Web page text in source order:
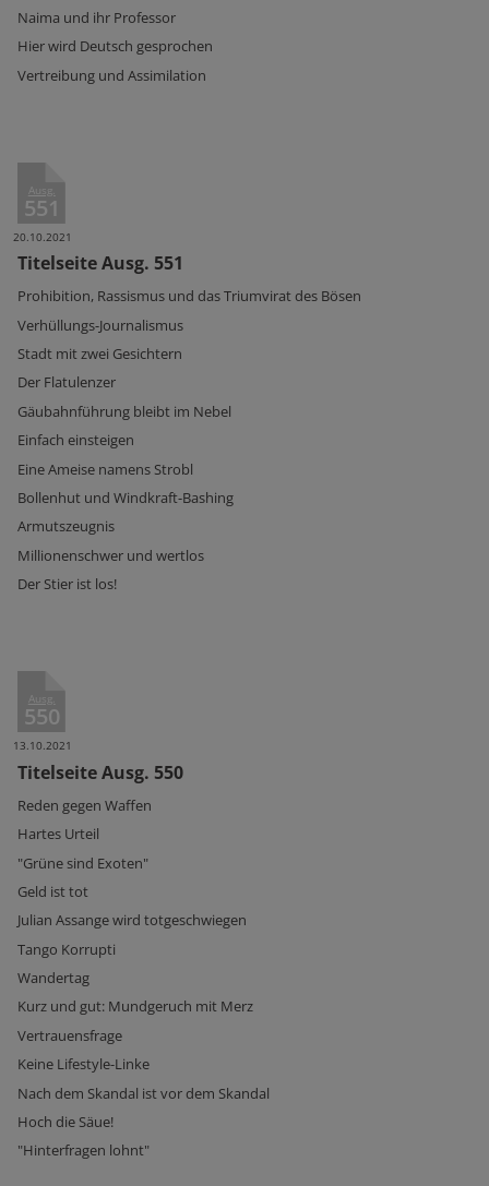
Naima und ihr Professor
Hier wird Deutsch gesprochen
Vertreibung und Assimilation
Ausg.
551
20.10.2021
Titelseite Ausg. 551
Prohibition, Rassismus und das Triumvirat des Bösen
Verhüllungs-Journalismus
Stadt mit zwei Gesichtern
Der Flatulenzer
Gäubahnführung bleibt im Nebel
Einfach einsteigen
Eine Ameise namens Strobl
Bollenhut und Windkraft-Bashing
Armutszeugnis
Millionenschwer und wertlos
Der Stier ist los!
Ausg.
550
13.10.2021
Titelseite Ausg. 550
Reden gegen Waffen
Hartes Urteil
"Grüne sind Exoten"
Geld ist tot
Julian Assange wird totgeschwiegen
Tango Korrupti
Wandertag
Kurz und gut: Mundgeruch mit Merz
Vertrauensfrage
Keine Lifestyle-Linke
Nach dem Skandal ist vor dem Skandal
Hoch die Säue!
"Hinterfragen lohnt"